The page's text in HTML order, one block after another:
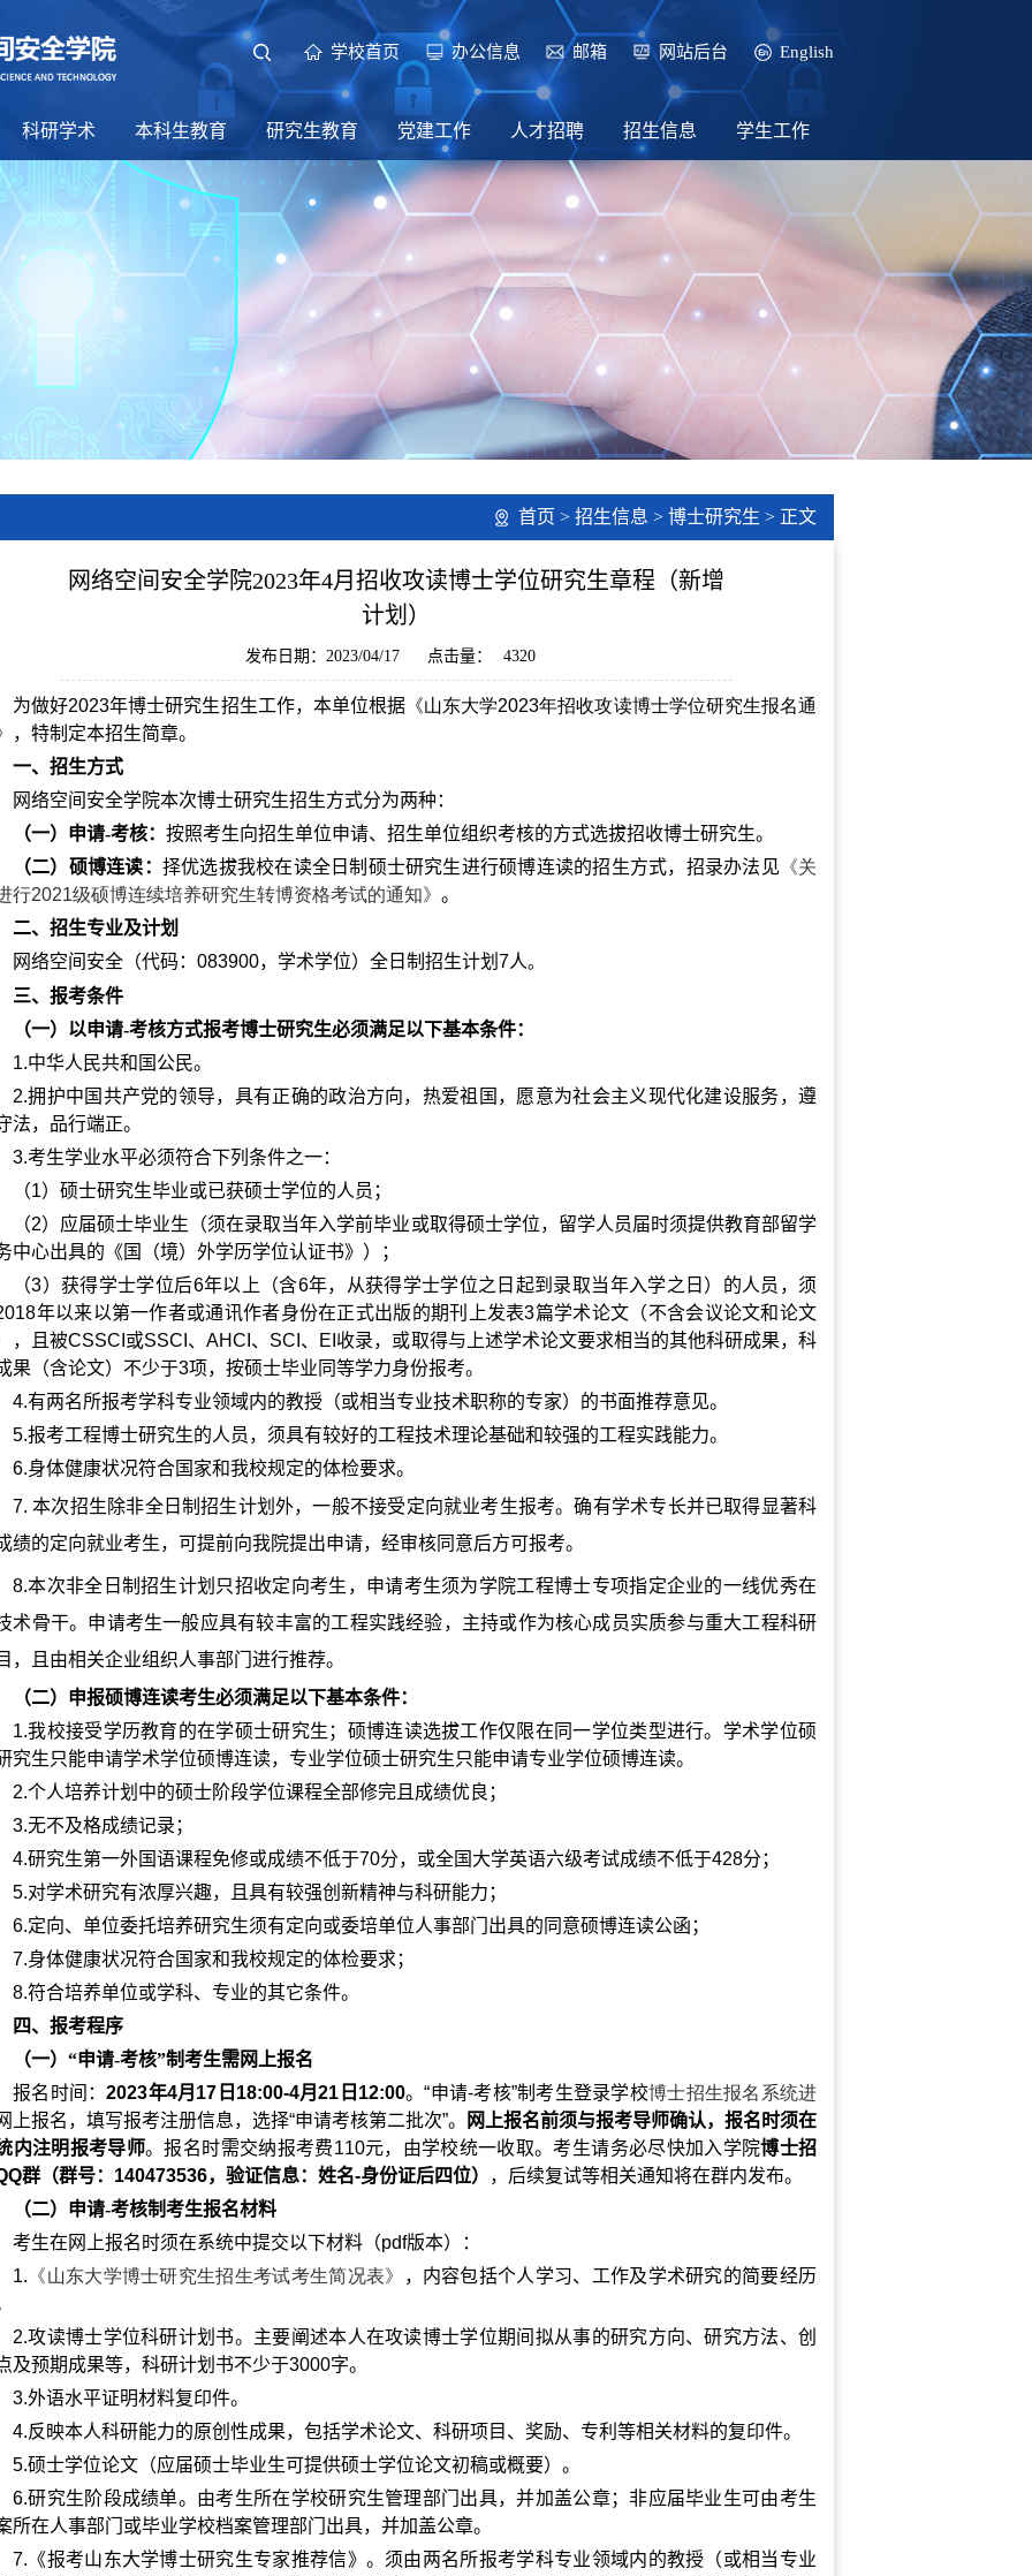
学校首页 办公信息 邮箱 网站后台 English
科研学术 本科生教育 研究生教育 党建工作 人才招聘 招生信息 学生工作
首页 > 招生信息 > 博士研究生 > 正文
网络空间安全学院2023年4月招收攻读博士学位研究生章程（新增
计划）
发布日期：2023/04/17 点击量： 4320
为做好2023年博士研究生招生工作，本单位根据 《山东大学2023年招收攻读博士学位研究生报名通
，特制定本招生简章。
一、招生方式
网络空间安全学院本次博士研究生招生方式分为两种：
（一）申请-考核： 按照考生向招生单位申请、招生单位组织考核的方式选拔招收博士研究生。
（二）硕博连读： 择优选拔我校在读全日制硕士研究生进行硕博连读的招生方式，招录办法见 《关
行2021级硕博连续培养研究生转博资格考试的通知》 。
二、招生专业及计划
网络空间安全（代码： 083900，学术学位）全日制招生计划 7人。
三、报考条件
（一）以申请-考核方式报考博士研究生必须满足以下基本条件：
1.中华人民共和国公民。
2.拥护中国共产党的领导，具有正确的政治方向，热爱祖国，愿意为社会主义现代化建设服务，遵
法，品行端正。
3.考生学业水平必须符合下列条件之一：
（1）硕士研究生毕业或已获硕士学位的人员；
（2）应届硕士毕业生（须在录取当年入学前毕业或取得硕士学位，留学人员届时须提供教育部留学
中心出具的《国（境）外学历学位认证书》）；
（3）获得学士学位后6年以上（含6年，从获得学士学位之日起到录取当年入学之日）的人员，须
年以来以第一作者或通讯作者身份在正式出版的期刊上发表3篇学术论文（不含会议论文和论文
，且被CSSCI 或SSCI 、AHCI 、 SCI 、 EI 收录，或取得与上述学术论文要求相当的其他科研成果，科
果（含论文）不少于3项，按硕士毕业同等学力身份报考。
4.有两名所报考学科专业领域内的教授（或相当专业技术职称的专家）的书面推荐意见。
5.报考工程博士研究生的人员，须具有较好的工程技术理论基础和较强的工程实践能力。
6.身体健康状况符合国家和我校规定的体检要求。
7. 本次招生除非全日制招生计划外，一般不接受定向就业考生报考。确有学术专长并已取得显著科
绩的定向就业考生，可提前向我院提出申请，经审核同意后方可报考。
8.本次非全日制招生计划只招收定向考生，申请考生须为学院工程博士专项指定企业的一线优秀在
术骨干。申请考生一般应具有较丰富的工程实践经验，主持或作为核心成员实质参与重大工程科研
，且由相关企业组织人事部门进行推荐。
（二）申报硕博连读考生必须满足以下基本条件：
1.我校接受学历教育的在学硕士研究生；硕博连读选拔工作仅限在同一学位类型进行。学术学位硕
究生只能申请学术学位硕博连读，专业学位硕士研究生只能申请专业学位硕博连读。
2.个人培养计划中的硕士阶段学位课程全部修完且成绩优良；
3.无不及格成绩记录；
4.研究生第一外国语课程免修或成绩不低于70分，或全国大学英语六级考试成绩不低于428分；
5.对学术研究有浓厚兴趣，且具有较强创新精神与科研能力；
6.定向、单位委托培养研究生须有定向或委培单位人事部门出具的同意硕博连读公函；
7.身体健康状况符合国家和我校规定的体检要求；
8.符合培养单位或学科、专业的其它条件。
四、报考程序
（一）“申请-考核”制考生需网上报名
报名时间：2023年4月 17 日 18:00-4月21 日 12:00。“申请-考核”制考生登录学校博士招生报名系统进
上报名， 填写报考注册信息，选择“申请考核第二批次”。
网上报名前须与报考导师确认，报名时须在
内注明报考导师。报名时需交纳报考费110元，由学校统一收取。考生请务必尽快加入学院博士招
群（群号： 140473536，验证信息：姓名-身份证后四位）
，后续复试等相关通知将在群内发布。
（二）申请-考核制考生报名材料
考生在网上报名时须在系统中提交以下材料（pdf版本）：
1. 《山东大学博士研究生招生考试考生简况表》
，内容包括个人学习、工作及学术研究的简要经历
2.攻读博士学位科研计划书。主要阐述本人在攻读博士学位期间拟从事的研究方向、研究方法、创
及预期成果等，科研计划书不少于3000字。
3.外语水平证明材料复印件。
4.反映本人科研能力的原创性成果，包括学术论文、科研项目、奖励、专利等相关材料的复印件。
5.硕士学位论文（应届硕士毕业生可提供硕士学位论文初稿或概要）。
6.研究生阶段成绩单。由考生所在学校研究生管理部门出具，并加盖公章；非应届毕业生可由考生
所在人事部门或毕业学校档案管理部门出具，并加盖公章。
7. 《报考山东大学博士研究生专家推荐信》。须由两名所报考学科专业领域内的教授（或相当专业